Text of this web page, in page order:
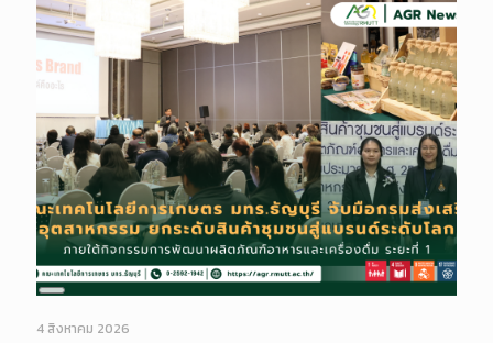
Long
Description
4 สิงหาคม 2026